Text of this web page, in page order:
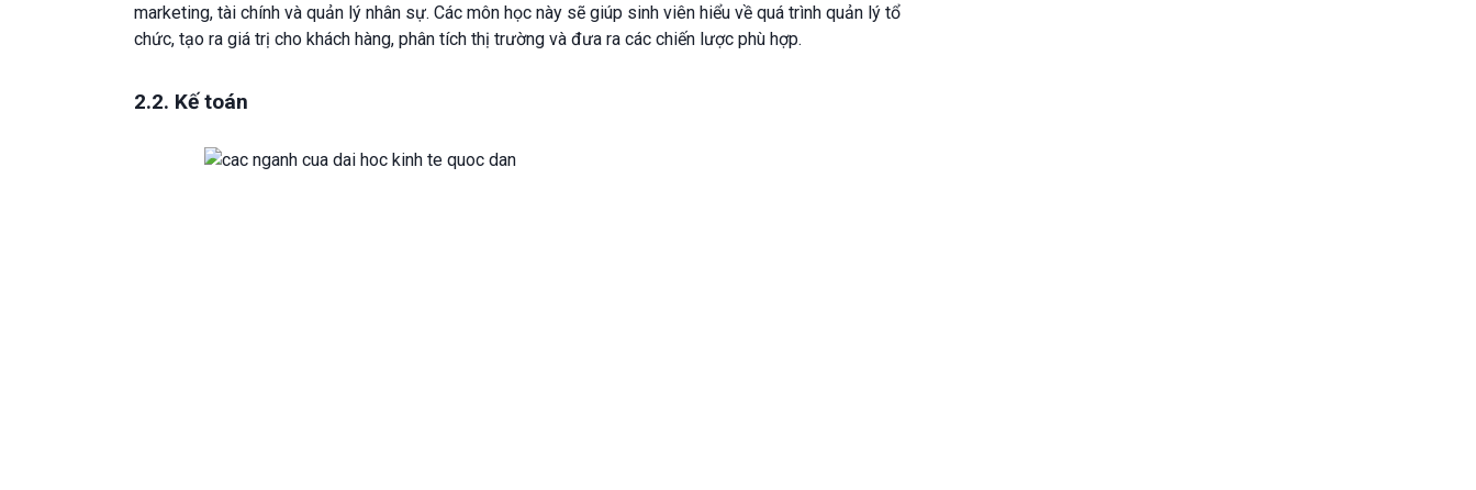
marketing, tài chính và quản lý nhân sự. Các môn học này sẽ giúp sinh viên hiểu về quá trình quản lý tổ
chức, tạo ra giá trị cho khách hàng, phân tích thị trường và đưa ra các chiến lược phù hợp.
2.2. Kế toán